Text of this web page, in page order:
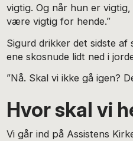
vigtig. Og når hun er
være vigtig for hende.”
Sigurd drikker det sidste af
ene skosnude lidt ned i
”Nå. Skal vi ikke gå igen?
Hvor skal vi
Vi går ind på Assistens